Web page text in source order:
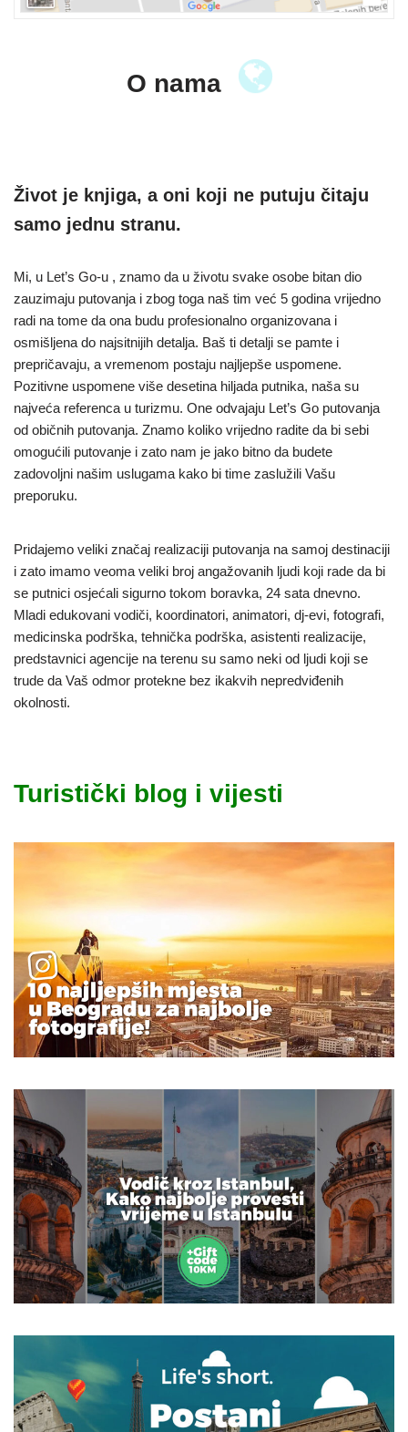
O nama
Život je knjiga, a oni koji ne putuju čitaju
samo jednu stranu.
Mi, u Let’s Go-u , znamo da u životu svake osobe bitan dio
zauzimaju putovanja i zbog toga naš tim već 5 godina vrijedno
radi na tome da ona budu profesionalno organizovana i
osmišljena do najsitnijih detalja. Baš ti detalji se pamte i
prepričavaju, a vremenom postaju najljepše uspomene.
Pozitivne uspomene više desetina hiljada putnika, naša su
najveća referenca u turizmu. One odvajaju Let’s Go putovanja
od običnih putovanja. Znamo koliko vrijedno radite da bi sebi
omogućili putovanje i zato nam je jako bitno da budete
zadovoljni našim uslugama kako bi time zaslužili Vašu
preporuku.
Pridajemo veliki značaj realizaciji putovanja na samoj destinaciji
i zato imamo veoma veliki broj angažovanih ljudi koji rade da bi
se putnici osjećali sigurno tokom boravka, 24 sata dnevno.
Mladi edukovani vodiči, koordinatori, animatori, dj-evi, fotografi,
medicinska podrška, tehnička podrška, asistenti realizacije,
predstavnici agencije na terenu su samo neki od ljudi koji se
trude da Vaš odmor protekne bez ikakvih nepredviđenih
okolnosti.
Turistički blog i vijesti